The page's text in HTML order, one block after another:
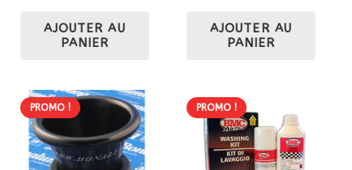
était :
179,20 €.
AJOUTER AU
PANIER
était :
159,20 €.
AJOUTER AU
PANIER
PROMO ! PROMO !